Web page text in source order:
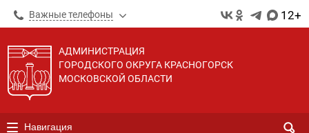
Важные телефоны 12+
АДМИНИСТРАЦИЯ
ГОРОДСКОГО ОКРУГА КРАСНОГОРСК
МОСКОВСКОЙ ОБЛАСТИ
Навигация